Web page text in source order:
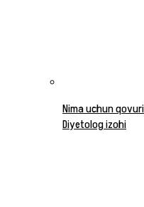
Nima uchun
Diyetolog izohi